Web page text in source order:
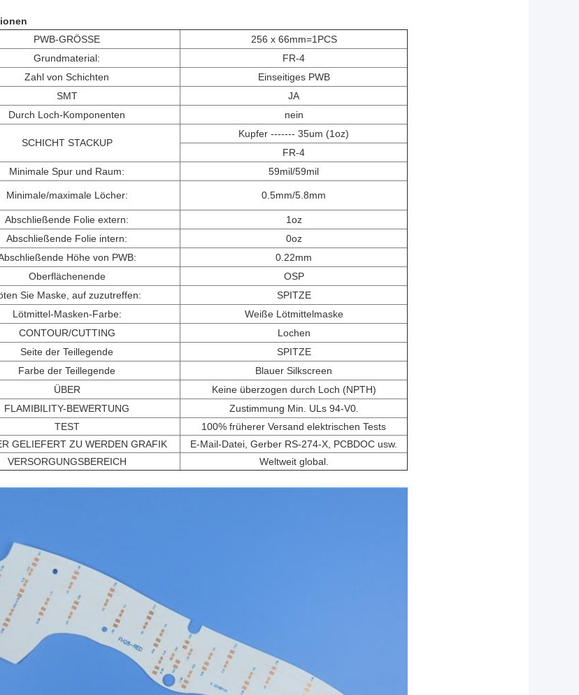
PWB-GRÖSSE
256 x 66mm=1PCS
Grundmaterial:
FR-4
Zahl von Schichten
Einseitiges PWB
SMT
JA
Durch Loch-Komponenten
nein
SCHICHT STACKUP
Kupfer ------- 35um (1oz)
FR-4
Minimale Spur und Raum:
59mil/59mil
Minimale/maximale Löcher: 0.5mm/5.8mm
Abschließende Folie extern:
1oz
Abschließende Folie intern:
0oz
Höhe von PWB:
0.22mm
Oberflächenende
OSP
Sie Maske, auf zuzutreffen:
SPITZE
Lötmittel-Masken-Farbe:
Weiße Lötmittelmaske
CONTOUR/CUTTING
Lochen
Seite der Teillegende
SPITZE
Farbe der Teillegende
Blauer Silkscreen
ÜBER
Keine überzogen durch Loch (NPTH)
FLAMIBILITY-BEWERTUNG
Zustimmung Min. ULs 94-V0.
TEST
100% früherer Versand elektrischen Tests
GELIEFERT ZU WERDEN GRAFIK
E-Mail-Datei, Gerber RS-274-X, PCBDOC usw.
VERSORGUNGSBEREICH
Weltweit global.